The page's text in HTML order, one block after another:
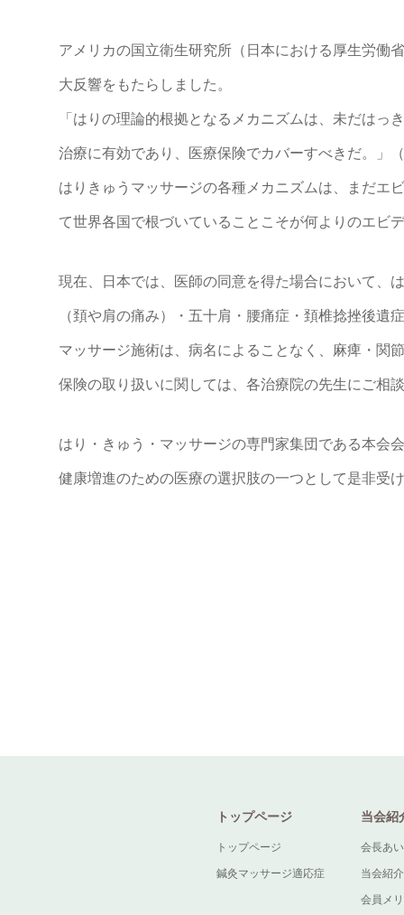
アメリカの国立衛生研究所（日本における厚生労働
大反響をもたらしました。
「はりの理論的根拠となるメカニズムは、未だは
治療に有効であり、医療保険でカバーすべきだ。」
はりきゅうマッサージの各種メカニズムは、まだエ
て世界各国で根づいていることこそが何よりのエビ
現在、日本では、医師の同意を得た場合において、
（頚や肩の痛み）・五十肩・腰痛症・頚椎捻挫後遺
マッサージ施術は、病名によることなく、麻痺・関
保険の取り扱いに関しては、各治療院の先生にご相
はり・きゅう・マッサージの専門家集団である本会
健康増進のための医療の選択肢の一つとして是非受
トップページ
トップページ
鍼灸マッサージ適応症
当会紹
会長あ
当会紹介
会員メ